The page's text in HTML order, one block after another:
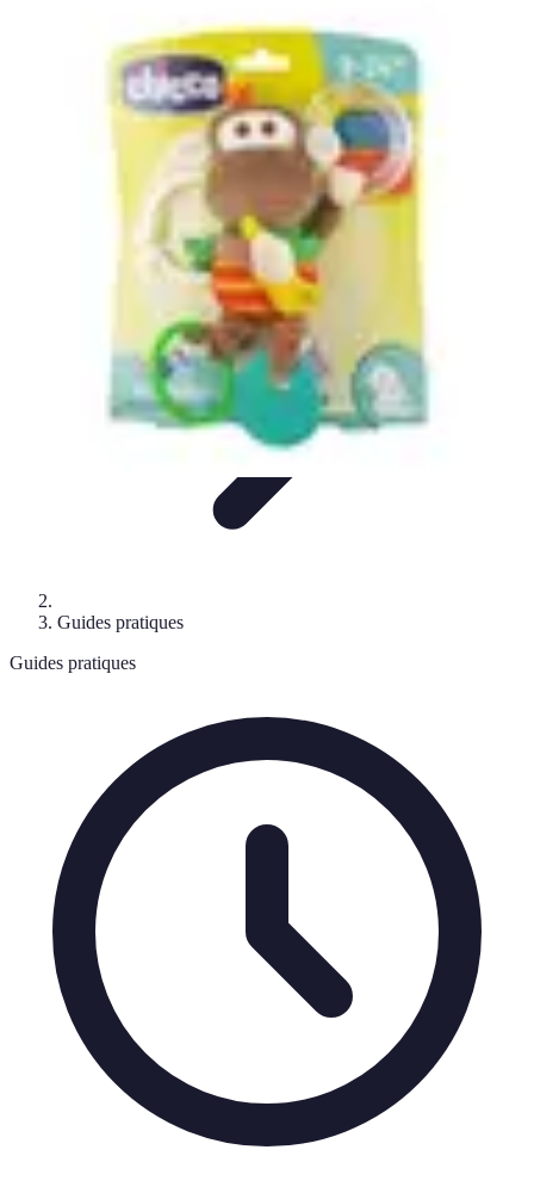
Loisirs CréatifsConseils pratiquesGuides et
Leisure Tips
Leisure Guide Online
Guides pratiques
Guides pratiques